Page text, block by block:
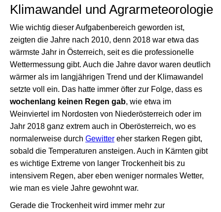
Klimawandel und Agrarmeteorologie
Wie wichtig dieser Aufgabenbereich geworden ist,
zeigten die Jahre nach 2010, denn 2018 war etwa das
wärmste Jahr in Österreich, seit es die professionelle
Wettermessung gibt. Auch die Jahre davor waren deutlich
wärmer als im langjährigen Trend und der Klimawandel
setzte voll ein. Das hatte immer öfter zur Folge, dass es
wochenlang keinen Regen gab, wie etwa im
Weinviertel im Nordosten von Niederösterreich oder im
Jahr 2018 ganz extrem auch in Oberösterreich, wo es
normalerweise durch Gewitter eher starken Regen gibt,
sobald die Temperaturen ansteigen. Auch in Kärnten gibt
es wichtige Extreme von langer Trockenheit bis zu
intensivem Regen, aber eben weniger normales Wetter,
wie man es viele Jahre gewohnt war.
Gerade die Trockenheit wird immer mehr zur